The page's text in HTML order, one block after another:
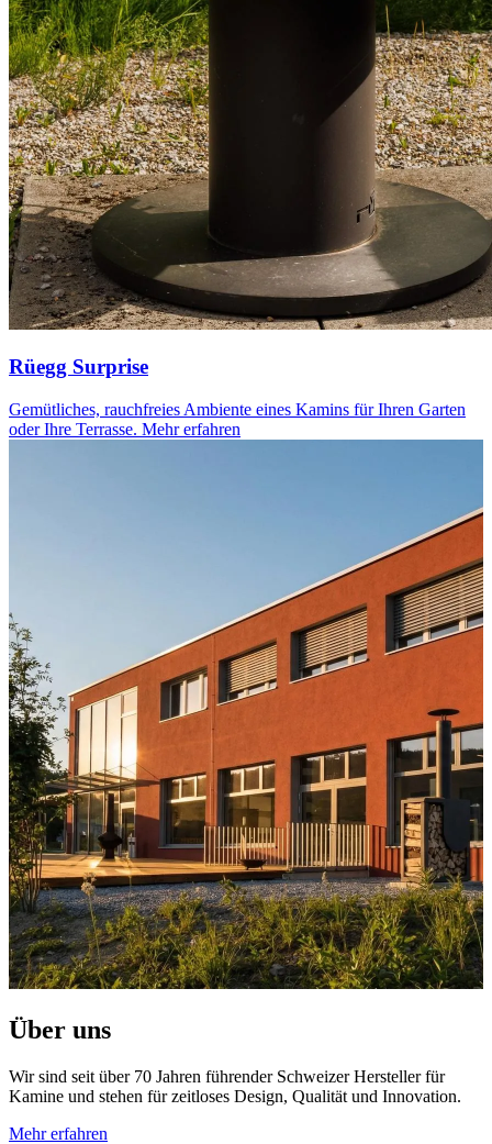
Rüegg Surprise
Gemütliches, rauchfreies Ambiente eines Kamins für Ihren Garten
oder Ihre Terrasse. Mehr erfahren
Über uns
Wir sind seit über 70 Jahren führender Schweizer Hersteller für
Kamine und stehen für zeitloses Design, Qualität und Innovation.
Mehr erfahren